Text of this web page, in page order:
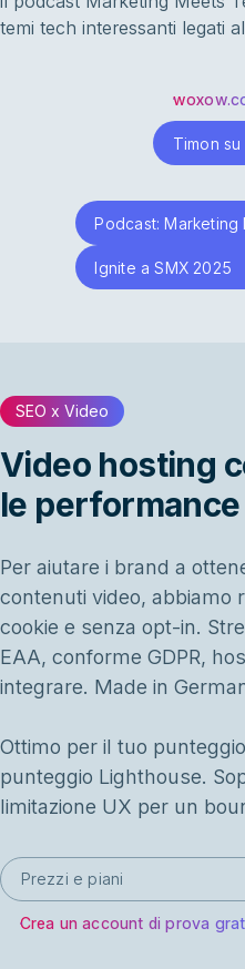
temi tech interessanti legati
Timon su
Podcast:
Ignite a SMX 2025
SEO x Video
Video hosting
le performance
Per aiutare i brand a
contenuti video, abbiamo
cookie e senza opt-in.
EAA, conforme GDPR,
integrare. Made in
Ottimo per il tuo
punteggio Lighthouse.
limitazione UX per un
Prezzi e piani
Crea un account di prova